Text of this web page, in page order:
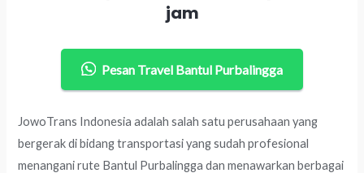
jam
Pesan Travel Bantul Purbalingga
JowoTrans Indonesia adalah salah satu perusahaan yang
bergerak di bidang transportasi yang sudah profesional
menangani rute Bantul Purbalingga dan menawarkan berbagai